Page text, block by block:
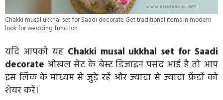
Chakki musal ukkhal set for Saadi decorate Get traditional items in modern
look for wedding function
यदि आपको यह Chakki musal ukkhal set for Saadi
decorate ओखल सेट के बेस्ट डिजाइन पसंद आई है तो आप
इस लिंक के माध्यम से जुड़े रहें और ज्यादा से ज्यादा फ्रेंडों को
शेयर करें।